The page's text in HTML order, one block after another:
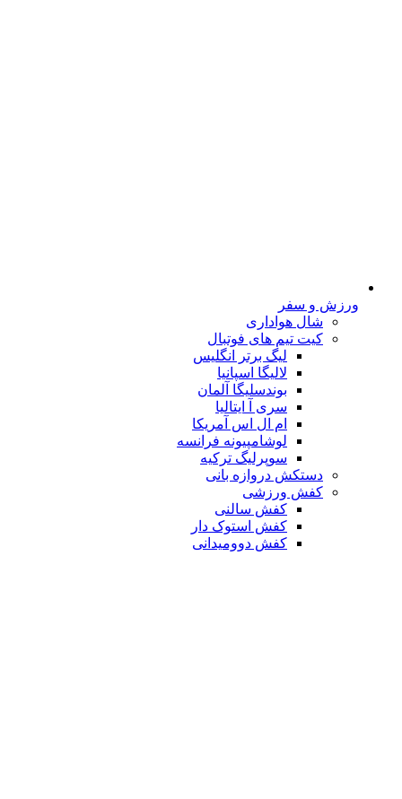
ورزش و سفر
شال هواداری
کیت تیم های فوتبال
لیگ برتر انگلیس
لالیگا اسپانیا
بوندسلیگا آلمان
سری آ ایتالیا
ام ال اس آمریکا
لوشامپیونه فرانسه
سوپرلیگ ترکیه
دستکش دروازه بانی
کفش ورزشی
کفش سالنی
کفش استوک دار
کفش دوومیدانی